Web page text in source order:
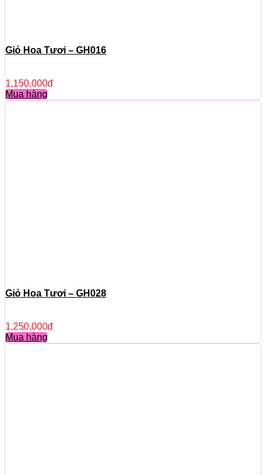
Giỏ Hoa Tươi – GH016
1,150,000đ
Mua hàng
Giỏ Hoa Tươi – GH028
1,250,000đ
Mua hàng